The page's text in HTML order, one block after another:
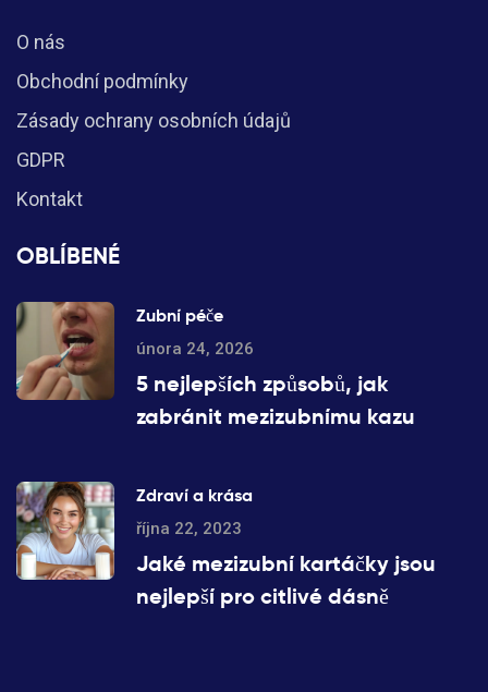
O nás
Obchodní podmínky
Zásady ochrany osobních údajů
GDPR
Kontakt
OBLÍBENÉ
Zubní péče
února 24, 2026
5 nejlepších způsobů, jak
zabránit mezizubnímu kazu
Zdraví a krása
října 22, 2023
Jaké mezizubní kartáčky jsou
nejlepší pro citlivé dásně